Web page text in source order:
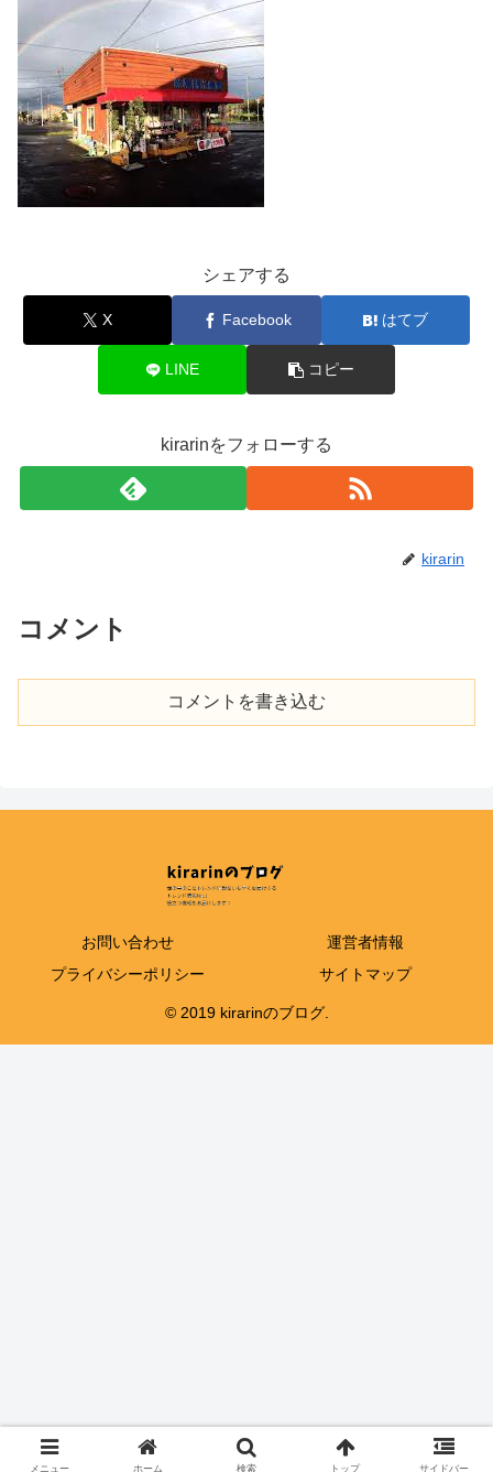
シェアする
X Facebook はてブ
LINE コピー
kirarinをフォローする
kirarin
コメント
コメントを書き込む
お問い合わせ
運営者情報
プライバシーポリシー
サイトマップ
© 2019 kirarinのブログ.
メニュー ホーム 検索 トップ サイドバー